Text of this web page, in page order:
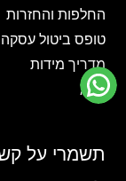
החלפות והחזרות
טופס ביטול עסקה
מדריך מידות
בלוג
תשמרי על